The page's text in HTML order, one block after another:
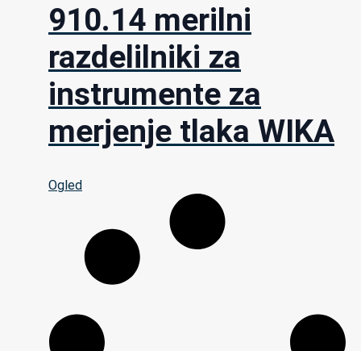
910.14 merilni
razdelilniki za
instrumente za
merjenje tlaka WIKA
Ogled